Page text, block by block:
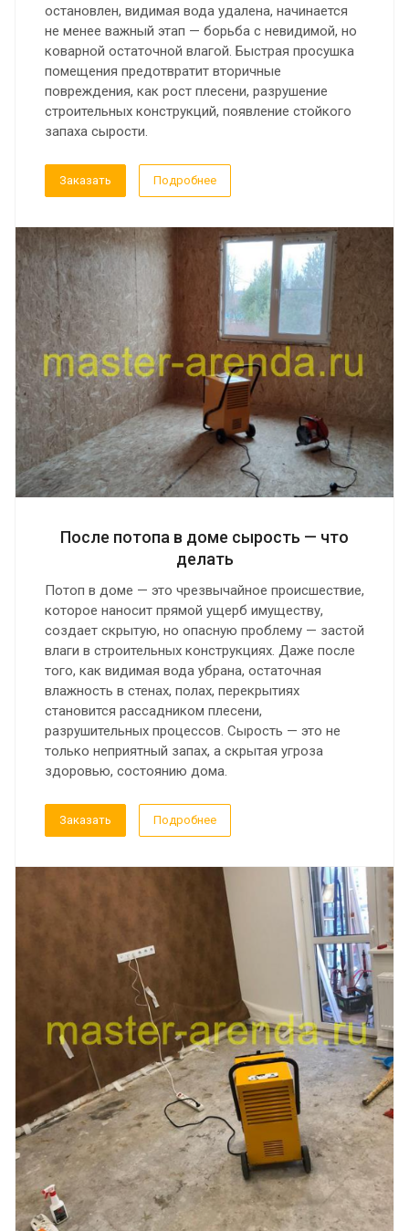
остановлен, видимая вода удалена, начинается
не менее важный этап — борьба с невидимой, но
коварной остаточной влагой. Быстрая просушка
помещения предотвратит вторичные
повреждения, как рост плесени, разрушение
строительных конструкций, появление стойкого
запаха сырости.
Заказать Подробнее
После потопа в доме сырость — что
делать
Потоп в доме — это чрезвычайное происшествие,
которое наносит прямой ущерб имуществу,
создает скрытую, но опасную проблему — застой
влаги в строительных конструкциях. Даже после
того, как видимая вода убрана, остаточная
влажность в стенах, полах, перекрытиях
становится рассадником плесени,
разрушительных процессов. Сырость — это не
только неприятный запах, а скрытая угроза
здоровью, состоянию дома.
Заказать Подробнее